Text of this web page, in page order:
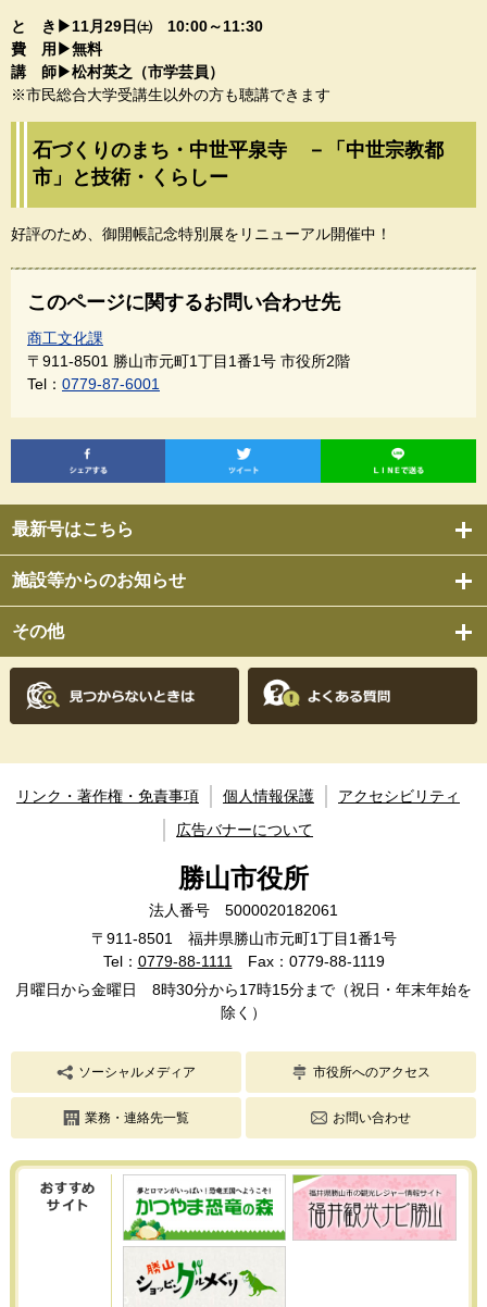
最新号はこちら
施設等からのお知らせ
その他
と き▶11月29日㈯ 10:00～11:30​
費 用▶無料​
講 師▶松村英之（市学芸員）​
※市民総合大学受講生以外の方も聴講できます​​
石づくりのまち・中世平泉寺 －「中世宗教都
市」と技術・くらしー
好評のため、御開帳記念特別展をリニューアル開催中！
このページに関するお問い合わせ先
商工文化課
〒911-8501 勝山市元町1丁目1番1号 市役所2階
Tel： 0779-87-6001
リンク・著作権・免責事項 個人情報保護
アクセシビリティ
広告バナーについて
勝山市役所
法人番号 5000020182061
〒911-8501 福井県勝山市元町1丁目1番1号
Tel： 0779-88-1111Fax：0779-88-1119
月曜日から金曜日 8時30分から17時15分まで（祝日・年末年始を
除く）
ソーシャルメディア 市役所へのアクセス
業務・連絡先一覧 お問い合わせ